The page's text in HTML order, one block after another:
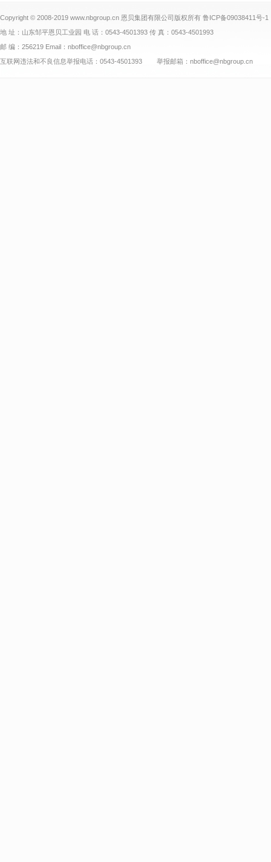
Copyright © 2008-2019 www.nbgroup.cn 恩贝集团有限公司版权所有 鲁ICP备09038411号-1
地 址：山东邹平恩贝工业园 电 话：0543-4501393 传 真：0543-4501993
邮 编：256219 Email：nboffice@nbgroup.cn
互联网违法和不良信息举报电话：0543-4501393 举报邮箱：nboffice@nbgroup.cn